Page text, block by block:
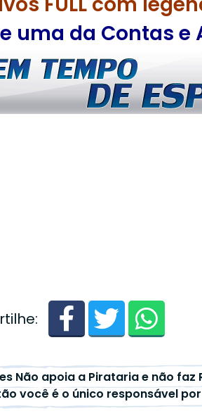
uma da Contas e
Não apoia a Pirataria e não faz
você é o único responsável